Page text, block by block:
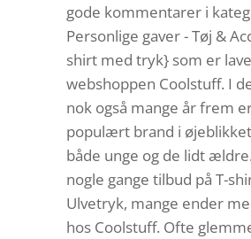
gode kommentarer i
Personlige gaver - Tøj &
shirt med tryk} som er
webshoppen Coolstuff. I
nok også mange år frem
populært brand i
både unge og de lidt
nogle gange tilbud på T-
Ulvetryk, mange ender
hos Coolstuff. Ofte